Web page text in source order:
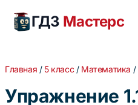
ГДЗ Мастерс
Главная / 5 класс / Математика /
Упражнение